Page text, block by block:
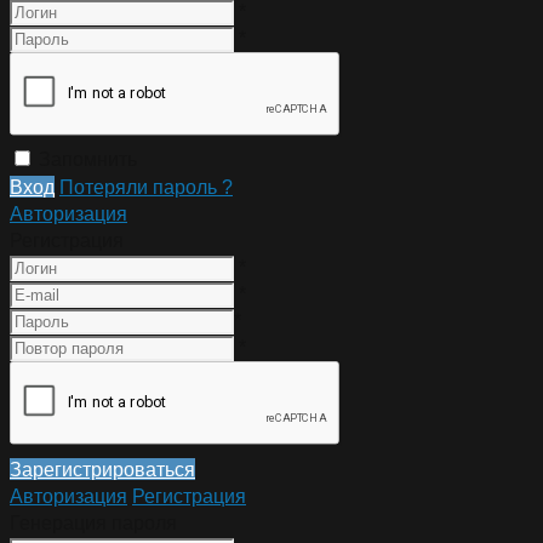
Вход Потеряли пароль ?
Авторизация
Зарегистрироваться
Авторизация Регистрация